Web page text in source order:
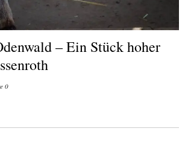
– Ein Stück hoher
0